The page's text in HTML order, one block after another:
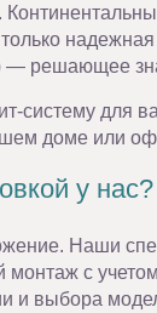
решающее
систему для
доме или
у нас?
Наши
с
и выбора